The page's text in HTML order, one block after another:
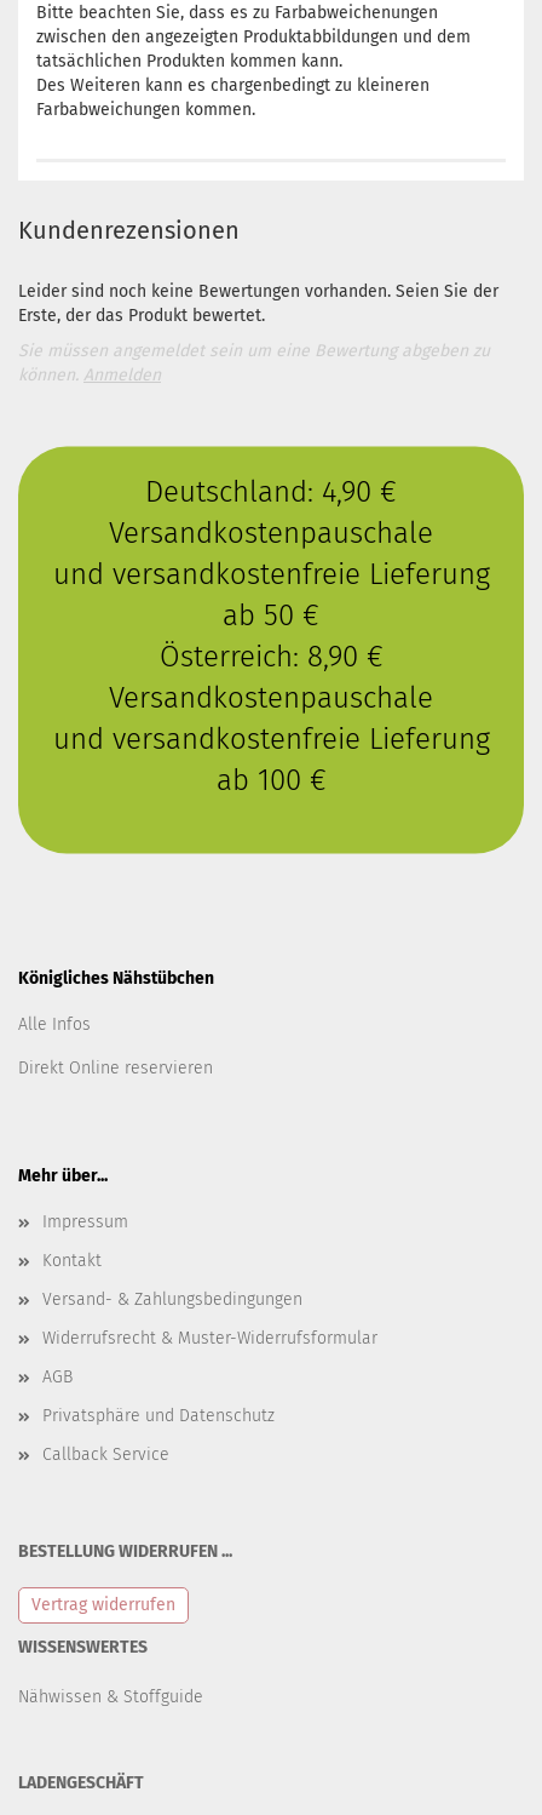
Bitte beachten Sie, dass es zu Farbabweichenungen
zwischen den angezeigten Produktabbildungen und dem
tatsächlichen Produkten kommen kann.
Des Weiteren kann es chargenbedingt zu kleineren
Farbabweichungen kommen.
Kundenrezensionen
Leider sind noch keine Bewertungen vorhanden. Seien Sie der
Erste, der das Produkt bewertet.
Sie müssen angemeldet sein um eine Bewertung abgeben zu
können. Anmelden
Deutschland: 4,90 €
Versandkostenpauschale
und versandkostenfreie Lieferung
ab 50 €
Österreich: 8,90 €
Versandkostenpauschale
und versandkostenfreie Lieferung
ab 100 €
Königliches Nähstübchen
Alle Infos
Direkt Online reservieren
Mehr über...
Impressum
Kontakt
Versand- & Zahlungsbedingungen
Widerrufsrecht & Muster-Widerrufsformular
AGB
Privatsphäre und Datenschutz
Callback Service
BESTELLUNG WIDERRUFEN ...
Vertrag widerrufen
WISSENSWERTES
Nähwissen & Stoffguide
LADENGESCHÄFT